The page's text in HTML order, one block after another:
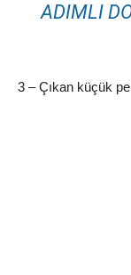
ADIMLI
3 – Çıkan küçük